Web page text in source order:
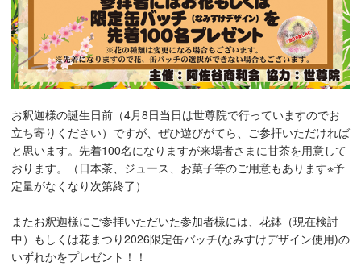
お釈迦様の誕生日前（4月8日当日は世尊院で行っていますのでお
立ち寄りください）ですが、ぜひ遊びがてら、ご参拝いただければ
と思います。先着100名になりますが来場者さまに甘茶を用意して
おります。（日本茶、ジュース、お菓子等のご用意もあります※予
定量がなくなり次第終了）
またお釈迦様にご参拝いただいた参加者様には、花鉢（現在検討
中）もしくは花まつり2026限定缶バッチ(なみすけデザイン使用)の
いずれかをプレゼント！！